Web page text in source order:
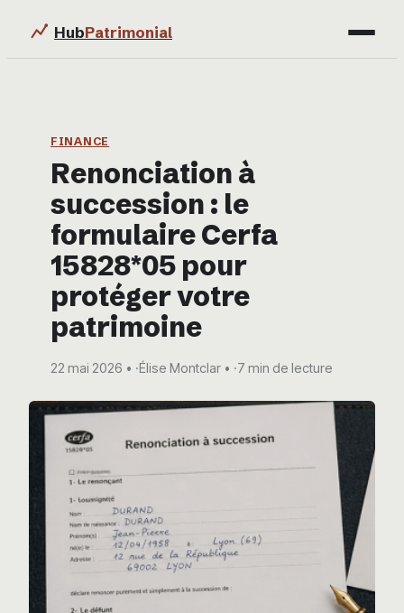
HubPatrimonial
Immobilier
Business
Éducation & Emploi
FINANCE
Renonciation à
succession : le
formulaire Cerfa
15828*05 pour
protéger votre
patrimoine
22 mai 2026 ·Élise Montclar ·7 min de lecture